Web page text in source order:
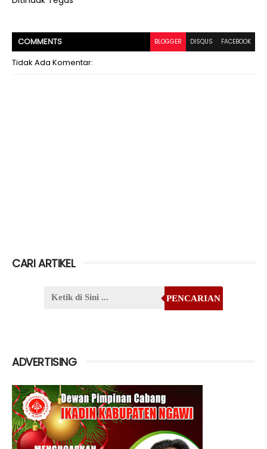
COMMENTS BLOGGER DISQUS FACEBOOK
Tidak Ada Komentar:
CARI ARTIKEL
PENCARIAN
ADVERTISING